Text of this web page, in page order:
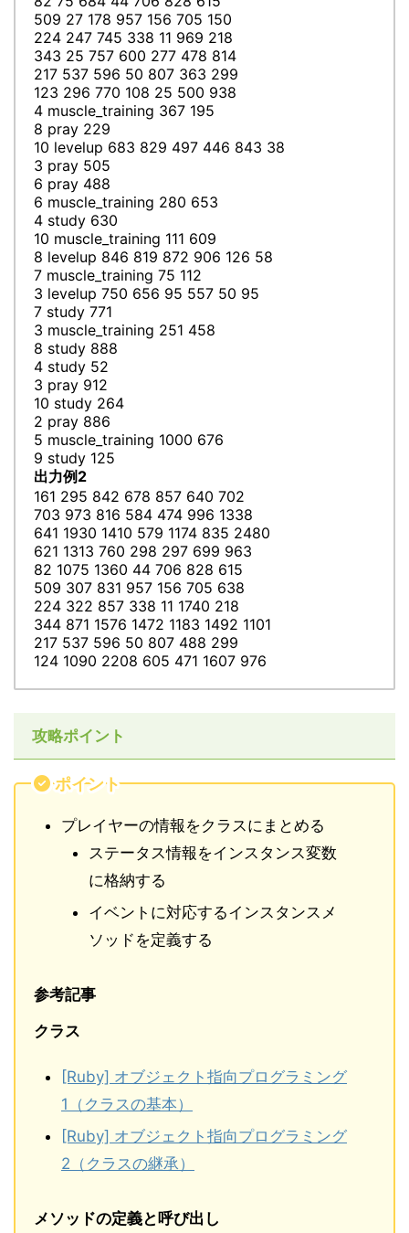
509 27 178 957 156 705 150
224 247 745 338 11 969 218
343 25 757 600 277 478 814
217 537 596 50 807 363 299
123 296 770 108 25 500 938
4 muscle_training 367 195
8 pray 229
10 levelup 683 829 497 446 843 38
3 pray 505
6 pray 488
6 muscle_training 280 653
4 study 630
10 muscle_training 111 609
8 levelup 846 819 872 906 126 58
7 muscle_training 75 112
3 levelup 750 656 95 557 50 95
7 study 771
3 muscle_training 251 458
8 study 888
4 study 52
3 pray 912
10 study 264
2 pray 886
5 muscle_training 1000 676
9 study 125
出力例2
161 295 842 678 857 640 702
703 973 816 584 474 996 1338
641 1930 1410 579 1174 835 2480
621 1313 760 298 297 699 963
82 1075 1360 44 706 828 615
509 307 831 957 156 705 638
224 322 857 338 11 1740 218
344 871 1576 1472 1183 1492 1101
217 537 596 50 807 488 299
124 1090 2208 605 471 1607 976
攻略ポイント
ポイント
プレイヤーの情報をクラスにまとめる
ステータス情報をインスタンス変数
に格納する
イベントに対応するインスタンスメ
ソッドを定義する
参考記事
クラス
[Ruby] オブジェクト指向プログラミング
1（クラスの基本）
[Ruby] オブジェクト指向プログラミング
2（クラスの継承）
メソッドの定義と呼び出し